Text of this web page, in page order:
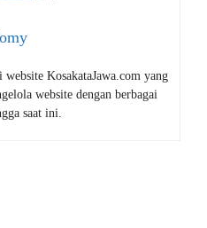
website KosakataJawa.com yang
website dengan berbagai
saat ini.